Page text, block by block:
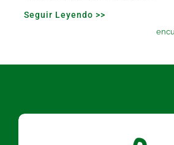
Seguir Leyendo >>